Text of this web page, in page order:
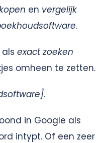
en vergelijk
.
exact zoeken
omheen te zetten.
.
in Google als
intypt. Of een zeer